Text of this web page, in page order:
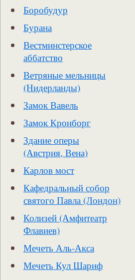
Боробудур
Бурана
Вестминстерское
аббатство
Ветряные мельницы
(Нидерланды)
Замок Вавель
Замок Кронборг
Здание оперы
(Австрия, Вена)
Карлов мост
Кафедральный собор
святого Павла (Лондон)
Колизей (Амфитеатр
Флавиев)
Мечеть Аль-Акса
Мечеть Кул Шариф